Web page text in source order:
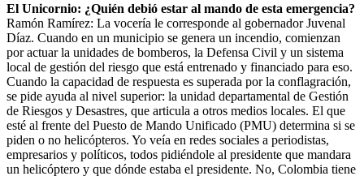
El Unicornio: ¿Quién debió estar al mando de esta emergencia?
Ramón Ramírez: La vocería le corresponde al gobernador Juvenal
Díaz. Cuando en un municipio se genera un incendio, comienzan
por actuar la unidades de bomberos, la Defensa Civil y un sistema
local de gestión del riesgo que está entrenado y financiado para eso.
Cuando la capacidad de respuesta es superada por la conflagración,
se pide ayuda al nivel superior: la unidad departamental de Gestión
de Riesgos y Desastres, que articula a otros medios locales. El que
esté al frente del Puesto de Mando Unificado (PMU) determina si se
piden o no helicópteros. Yo veía en redes sociales a periodistas,
empresarios y políticos, todos pidiéndole al presidente que mandara
un helicóptero y que dónde estaba el presidente. No, Colombia tiene